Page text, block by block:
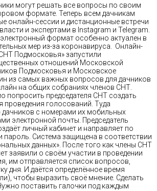
могут решать все вопросы по своим
формате. Теперь всем дачникам
онлайн-сессии и дистанционные встречи
и экспертами в Instagram и Telegram.
формат особенно актуален в
мер из-за коронавируса. Онлайн-
Подмосковья» запустили
отношений Московской
Подмосковья и Московское
из самых важных вопросов для дачников
на общих собраниях членов СНТ.
попросить председателя СНТ создать
проведения голосований. Туда
дачников с номерами их мобильных
электронной почты. Председатель
личный кабинет и направляет по
пароль. Система защищена в соответствии
данных». После того как члены СНТ
заявили о своём участии в проведении
им отправляется список вопросов,
дня. И даётся определённое время
чтобы выразить своё мнение. Сделать
поставить галочки под каждым